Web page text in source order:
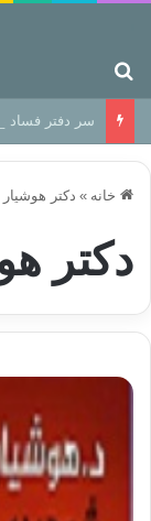
سر دفتر فساد
خانه » دکتر
دکتر